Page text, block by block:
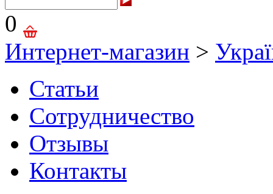
0
Интернет-магазин >
Статьи
Сотрудничество
Отзывы
Контакты